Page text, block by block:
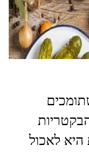
לאכול